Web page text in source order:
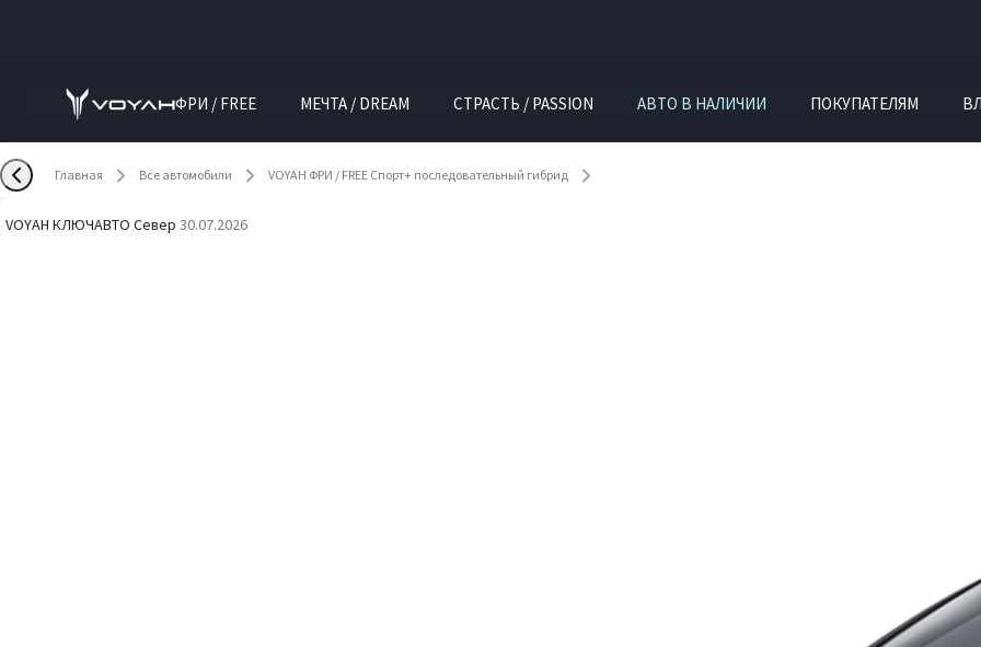
ФРИ / FREE МЕЧТА / DREAM СТРАСТЬ / PASSION АВТО В НАЛИЧИИ ПОКУПАТЕЛЯМ
Главная Все автомобили VOYAH ФРИ / FREE Спорт+ последовательный гибрид
VOYAH КЛЮЧАВТО Север·30.07.2026